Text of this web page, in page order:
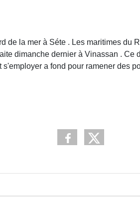
de la mer à Séte . Les maritimes du
dimanche dernier à Vinassan . Ce
a fond pour ramener des